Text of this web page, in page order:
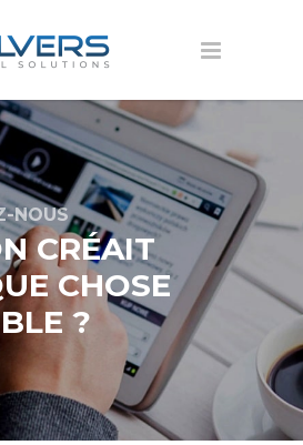
NOUS
CRÉAIT
CHOSE
?